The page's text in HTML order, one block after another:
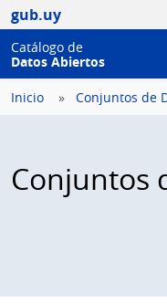
gub.uy
Catálogo de
Datos Abiertos
Inicio Conjuntos de
Conjuntos